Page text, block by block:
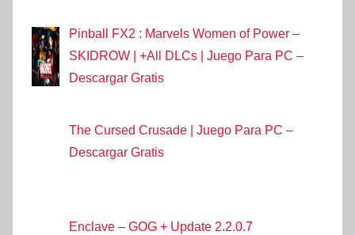
Pinball FX2 : Marvels Women of Power –
SKIDROW | +All DLCs | Juego Para PC –
Descargar Gratis
The Cursed Crusade | Juego Para PC –
Descargar Gratis
Enclave – GOG + Update 2.2.0.7